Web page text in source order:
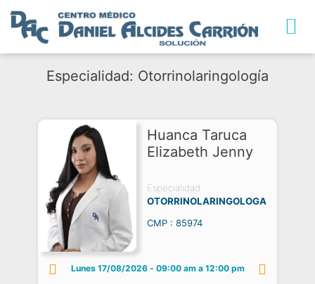
Especialidad: Otorrinolaringología
Huanca Taruca
Elizabeth Jenny
Especialidad:
OTORRINOLARINGOLOGA
CMP : 85974
Lunes 17/08/2026- 09:00 am a 12:00 pm